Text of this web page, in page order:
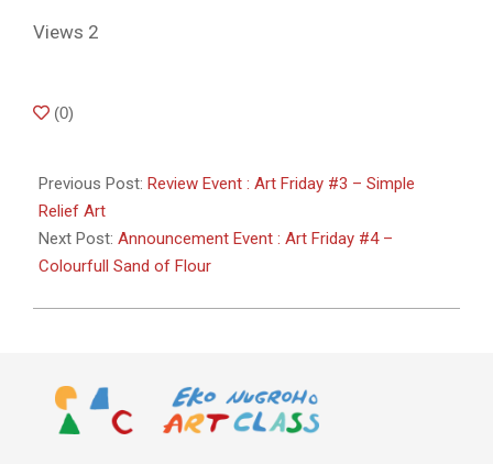
Views 2
2018-
(0)
Previous Post: Review Event : Art Friday #3 – Simple
Relief Art
Next Post: Announcement Event : Art Friday #4 –
Colourfull Sand of Flour